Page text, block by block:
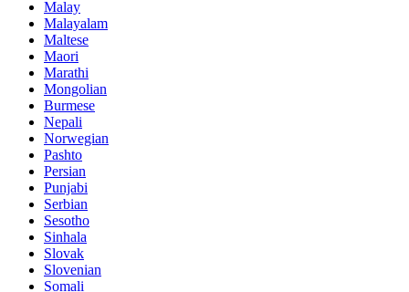
Malay
Malayalam
Maltese
Maori
Marathi
Mongolian
Burmese
Nepali
Norwegian
Pashto
Persian
Punjabi
Serbian
Sesotho
Sinhala
Slovak
Slovenian
Somali